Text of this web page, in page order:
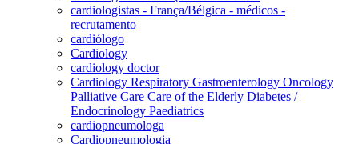
cardiologistas - França/Bélgica - médicos -
recrutamento
cardiólogo
Cardiology
cardiology doctor
Cardiology Respiratory Gastroenterology Oncology
Palliative Care Care of the Elderly Diabetes /
Endocrinology Paediatrics
cardiopneumologa
Cardiopneumologia